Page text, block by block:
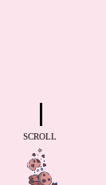
SCROLL